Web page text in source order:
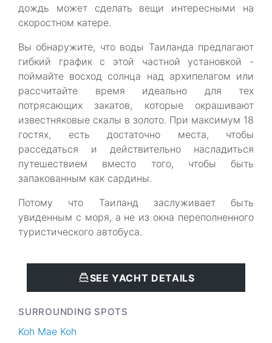
дождь может сделать вещи интересными на
скоростном катере.
Вы обнаружите, что воды Таиланда предлагают
гибкий график с этой частной установкой -
поймайте восход солнца над архипелагом или
рассчитайте время идеально для тех
потрясающих закатов, которые окрашивают
известняковые скалы в золото. При максимум 18
гостях, есть достаточно места, чтобы
расседаться и действительно насладиться
путешествием вместо того, чтобы быть
запакованным как сардины.
Потому что Таиланд заслуживает быть
увиденным с моря, а не из окна переполненного
туристического автобуса.
SEE YACHT DETAILS
SURROUNDING SPOTS
Koh Mae Koh